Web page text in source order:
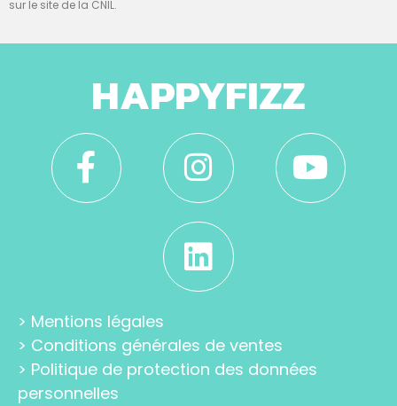
sur le site de la CNIL.
HAPPYFIZZ
> Mentions légales
> Conditions générales de ventes
> Politique de protection des données
personnelles